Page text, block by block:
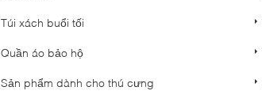
Túi xách buổi tối
Quần áo bảo hộ
Sản phẩm dành cho thú cưng